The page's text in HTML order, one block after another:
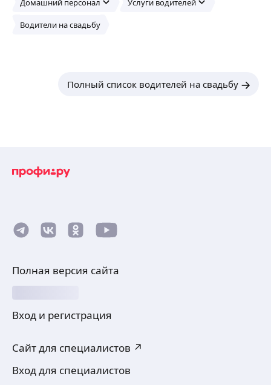
Водители на свадьбу
Полный список водителей на свадьбу
Полная версия сайта
Вход и регистрация
Сайт для специалистов ↗
Вход для специалистов